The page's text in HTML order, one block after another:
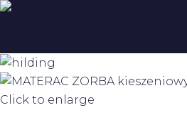
Click to enlarge